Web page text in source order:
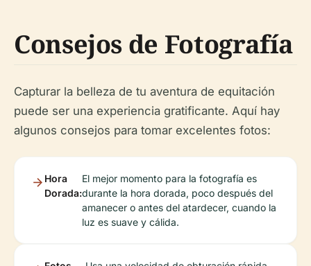
Consejos de Fotografía
Capturar la belleza de tu aventura de equitación
puede ser una experiencia gratificante. Aquí hay
algunos consejos para tomar excelentes fotos:
Hora
Dorada:
El mejor momento para la fotografía es
durante la hora dorada, poco después del
amanecer o antes del atardecer, cuando la
luz es suave y cálida.